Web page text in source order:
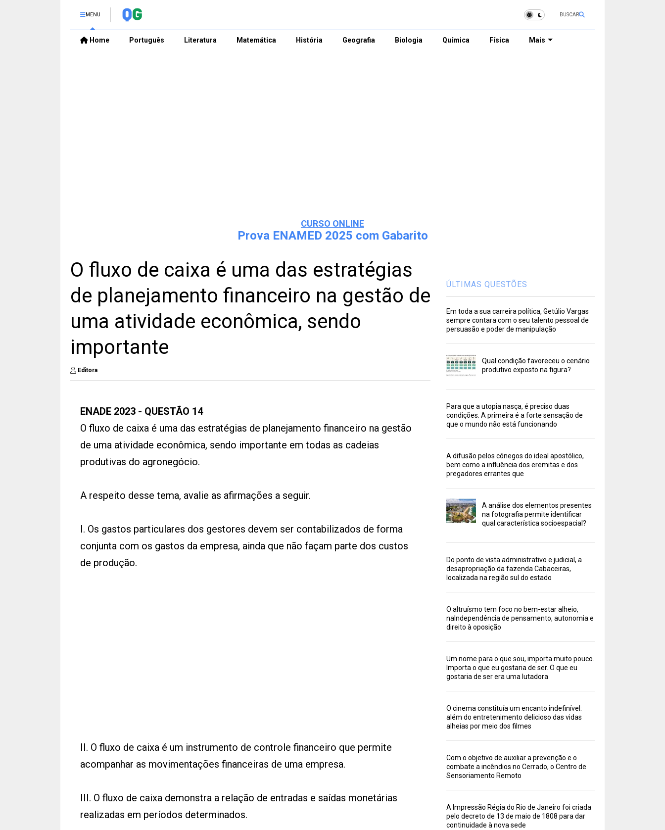
MENU BUSCAR
Home Português Literatura Matemática História Geografia Biologia Química Física Mais
CURSO ONLINE
Prova ENAMED 2025 com Gabarito
O fluxo de caixa é uma das estratégias
de planejamento financeiro na gestão de
uma atividade econômica, sendo
importante
Editora
ENADE 2023 - QUESTÃO 14
O fluxo de caixa é uma das estratégias de planejamento financeiro na gestão
de uma atividade econômica, sendo importante em todas as cadeias
produtivas do agronegócio.
A respeito desse tema, avalie as afirmações a seguir.
I. Os gastos particulares dos gestores devem ser contabilizados de forma
conjunta com os gastos da empresa, ainda que não façam parte dos custos
de produção.
II. O fluxo de caixa é um instrumento de controle financeiro que permite
acompanhar as movimentações financeiras de uma empresa.
III. O fluxo de caixa demonstra a relação de entradas e saídas monetárias
realizadas em períodos determinados.
ÚLTIMAS QUESTÕES
Em toda a sua carreira política, Getúlio Vargas
sempre contara com o seu talento pessoal de
persuasão e poder de manipulação
Qual condição favoreceu o cenário
produtivo exposto na figura?
Para que a utopia nasça, é preciso duas
condições. A primeira é a forte sensação de
que o mundo não está funcionando
A difusão pelos cônegos do ideal apostólico,
bem como a influência dos eremitas e dos
pregadores errantes que
A análise dos elementos presentes
na fotografia permite identificar
qual característica socioespacial?
Do ponto de vista administrativo e judicial, a
desapropriação da fazenda Cabaceiras,
localizada na região sul do estado
O altruísmo tem foco no bem-estar alheio,
naIndependência de pensamento, autonomia e
direito à oposição
Um nome para o que sou, importa muito pouco.
Importa o que eu gostaria de ser. O que eu
gostaria de ser era uma lutadora
O cinema constituía um encanto indefinível:
além do entretenimento delicioso das vidas
alheias por meio dos filmes
Com o objetivo de auxiliar a prevenção e o
combate a incêndios no Cerrado, o Centro de
Sensoriamento Remoto
A Impressão Régia do Rio de Janeiro foi criada
pelo decreto de 13 de maio de 1808 para dar
continuidade à nova sede